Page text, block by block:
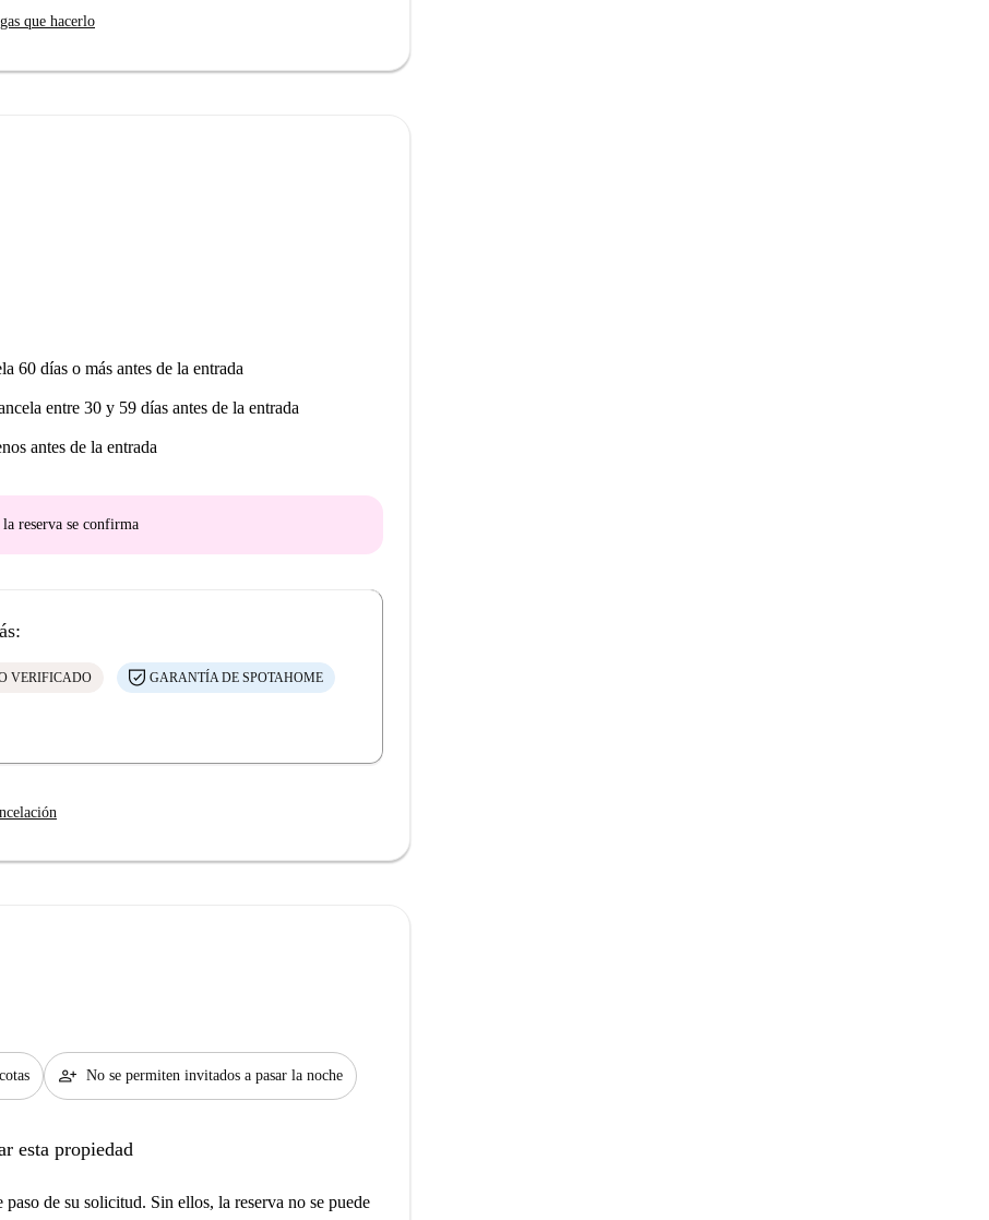
que hacerlo
60 días o más antes de la entrada
entre 30 y 59 días antes de la entrada
antes de la entrada
la reserva se confirma
VERIFICADO GARANTÍA DE SPOTAHOME
person_add No se permiten invitados a pasar la noche
esta propiedad
de su solicitud. Sin ellos, la reserva no se puede